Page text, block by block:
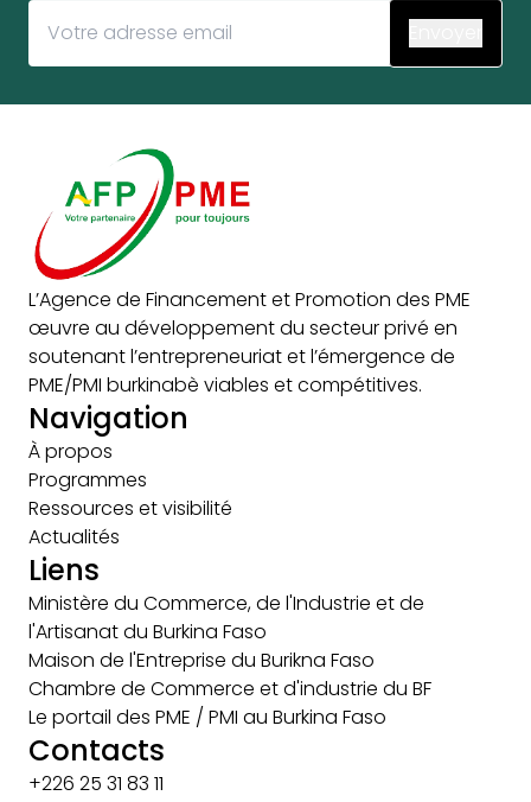
L’Agence de Financement et Promotion des PME
œuvre au développement du secteur privé en
soutenant l’entrepreneuriat et l’émergence de
PME/PMI burkinabè viables et compétitives.
Navigation
À propos
Programmes
Ressources et visibilité
Actualités
Liens
Ministère du Commerce, de l'Industrie et de
l'Artisanat du Burkina Faso
Maison de l'Entreprise du Burikna Faso
Chambre de Commerce et d'industrie du BF
Le portail des PME / PMI au Burkina Faso
Contacts
+226 25 31 83 11